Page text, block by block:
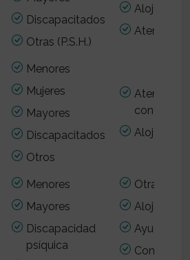
Discapacitados
Otras (P.S.H.)
Atención
Menores
Mujeres
Mayores
Discapacitados
Otros
Atención
Menores
Mayores
Discapacidad
psíquica
Otras
Ayuda a